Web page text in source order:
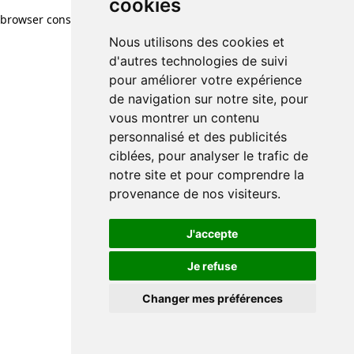
cookies
Nous utilisons des cookies et
d'autres technologies de suivi
pour améliorer votre expérience
de navigation sur notre site, pour
vous montrer un contenu
personnalisé et des publicités
ciblées, pour analyser le trafic de
notre site et pour comprendre la
provenance de nos visiteurs.
J'accepte
Je refuse
Changer mes préférences
browser console for more information)